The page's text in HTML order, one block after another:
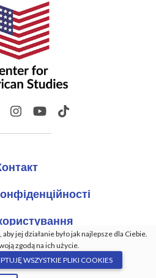
студій. Всі права захищені.
jej działanie było jak najlepsze dla Ciebie.
zgodą na ich użycie.
WSZYSTKIE PLIKI COOKIES